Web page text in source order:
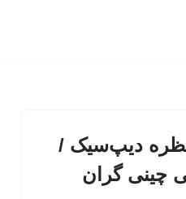
دیپ‌سیک /
چینی گران